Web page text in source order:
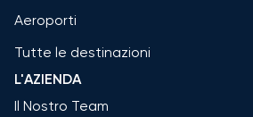
Aeroporti
Tutte le destinazioni
L'AZIENDA
Il Nostro Team